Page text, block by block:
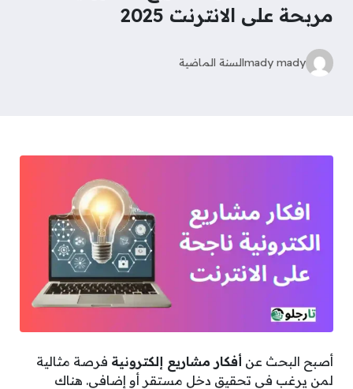
مربحة على الانترنت 2025
mady madyالسنة الماضية
أصبح البحث عن أفكار مشاريع إلكترونية فرصة مثالية
لمن يرغب في تحقيق دخل مستقر أو إضافي. هناك